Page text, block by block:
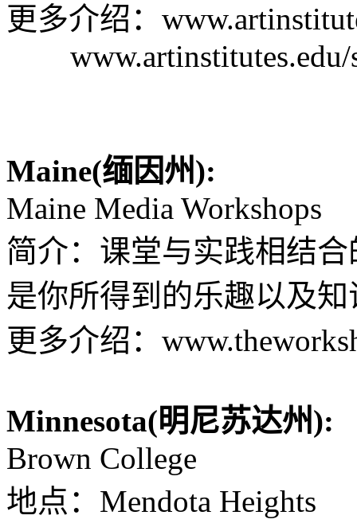
更多介绍：
www.artinstitutes.edu/
Maine(缅因州):
Maine Media Workshops
简介：课堂与实践相结
是你所得到的乐趣以及
更多介绍：
Minnesota(明尼苏达州):
Brown College
地点：Mendota Heights